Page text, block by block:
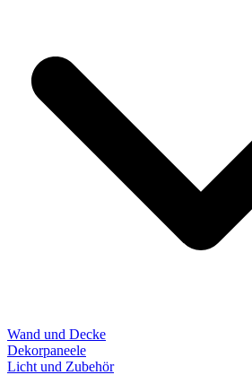
Wand und Decke
Dekorpaneele
Licht und Zubehör